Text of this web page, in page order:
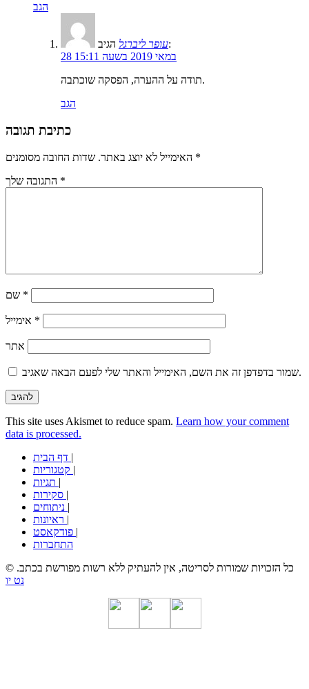
הגב
עופר ליברגלהגיב:
28 במאי 2019 בשעה 15:11
תודה על ההערה, הפסקה שוכתבה.
הגב
כתיבת תגובה
האימייל לא יוצג באתר. *
*
*
*
אתר
שמור בדפדפן זה את השם, האימייל והאתר שלי לפעם הבאה שאגיב.
This site uses Akismet to reduce spam. Learn how your comment
data is processed.
|
|
|
|
|
|
|
התחברות
© כל הזכויות שמורות לסריטה, אין להעתיק ללא רשות מפורשת בכתב.
נט יו